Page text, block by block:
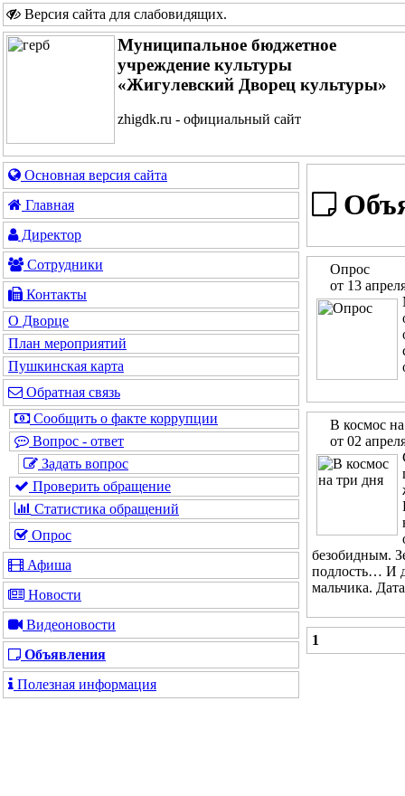
Версия сайта для слабовидящих.
Муниципальное бюджетное
учреждение культуры
«Жигулевский Дворец культуры»
zhigdk.ru - официальный сайт
Основная версия сайта
Главная
Директор
Сотрудники
Контакты
О Дворце
План мероприятий
Пушкинская карта
Обратная связь
Сообщить о факте коррупции
Вопрос - ответ
Задать вопрос
Проверить обращение
Статистика обращений
Опрос
Афиша
Новости
Видеоновости
Объявления
Полезная информация
Опрос
от 13
В космос
от 02
безобидным.
подлость… И
мальчика.
1